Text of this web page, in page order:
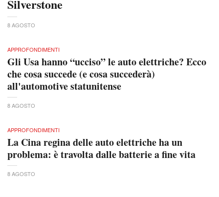
Silverstone
8 AGOSTO
APPROFONDIMENTI
Gli Usa hanno “ucciso” le auto elettriche? Ecco
che cosa succede (e cosa succederà)
all'automotive statunitense
8 AGOSTO
APPROFONDIMENTI
La Cina regina delle auto elettriche ha un
problema: è travolta dalle batterie a fine vita
8 AGOSTO